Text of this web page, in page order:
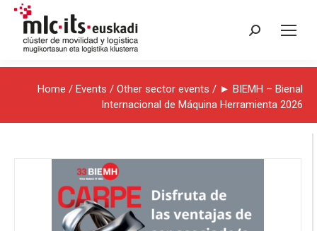
Search:
Home / Events / Other sector events / ► BIEMH – Bienal
Internacional de Máquina Herramienta 2026